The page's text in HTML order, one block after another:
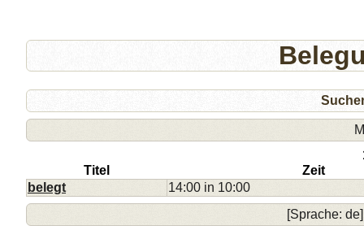
Titel
Zeit
belegt
14:00 in 10:00
[Sprache: